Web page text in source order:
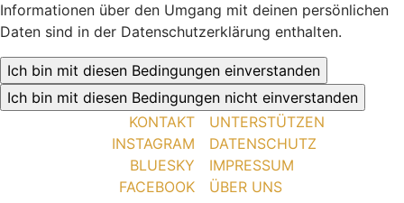
Informationen über den Umgang mit deinen persönlichen
Daten sind in der Datenschutzerklärung enthalten.
KONTAKT
INSTAGRAM
BLUESKY
FACEBOOK
UNTERSTÜTZEN
DATENSCHUTZ
IMPRESSUM
ÜBER UNS